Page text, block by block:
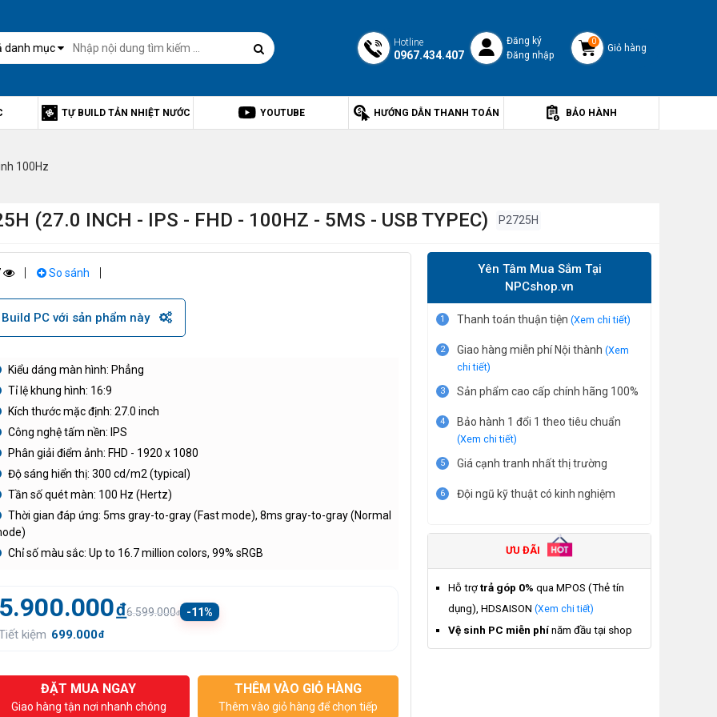
danh mục Hotline
0967.434.407
Đăng ký
Đăng nhập
0
Giỏ hàng
TỰ BUILD TẢN NHIỆT NƯỚC YOUTUBE HƯỚNG DẪN THANH TOÁN BẢO HÀNH
100Hz
(27.0 INCH - IPS - FHD - 100HZ - 5MS - USB TYPEC) P2725H
So sánh
Build PC với sản phẩm này
Kiểu dáng màn hình: Phẳng
Tỉ lệ khung hình: 16:9
Kích thước mặc định: 27.0 inch
Công nghệ tấm nền: IPS
Phân giải điểm ảnh: FHD - 1920 x 1080
Độ sáng hiển thị: 300 cd/m2 (typical)
Tần số quét màn: 100 Hz (Hertz)
Thời gian đáp ứng: 5ms gray-to-gray (Fast mode), 8ms gray-to-gray (Normal
Chỉ số màu sắc: Up to 16.7 million colors, 99% sRGB
đ6.599.000đ
-11%
kiệm 699.000đ
ĐẶT MUA NGAY
Giao hàng tận nơi nhanh chóng
THÊM VÀO GIỎ HÀNG
Thêm vào giỏ hàng để chọn tiếp
Yên Tâm Mua Sắm Tại
NPCshop.vn
1 Thanh toán thuận tiện (Xem chi tiết)
2 Giao hàng miễn phí Nội thành (Xem
chi tiết)
3 Sản phẩm cao cấp chính hãng 100%
4 Bảo hành 1 đổi 1 theo tiêu chuẩn
(Xem chi tiết)
5 Giá cạnh tranh nhất thị trường
6 Đội ngũ kỹ thuật có kinh nghiệm
ƯU ĐÃI
Hỗ trợtrả góp 0% qua MPOS (Thẻ tín
dụng), HDSAISON (Xem chi tiết)
Vệ sinh PC miễn phínăm đầu tại shop